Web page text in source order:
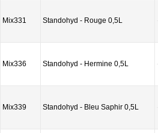
Mix331 Standohyd - Rouge 0,5L
Mix336 Standohyd - Hermine 0,5L
Mix339 Standohyd - Bleu Saphir 0,5L